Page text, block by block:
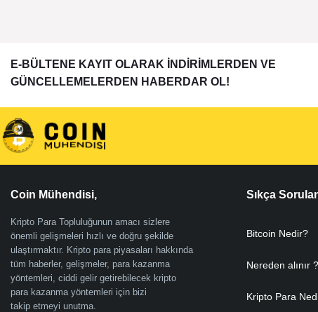
E-BÜLTENE KAYIT OLARAK İNDİRİMLERDEN VE
GÜNCELLEMELERDEN HABERDAR OL!
Coin Mühendisi,
Kripto Para Topluluğunun amacı sizlere
önemli gelişmeleri hızlı ve doğru şekilde
ulaştırmaktır. Kripto para piyasaları hakkında
tüm haberler, gelişmeler, para kazanma
yöntemleri, ciddi gelir getirebilecek kripto
para kazanma yöntemleri için bizi
takip etmeyi unutma.
Sıkça
Bitcoin Nedir?
Nereden alınır ?
Kripto Para